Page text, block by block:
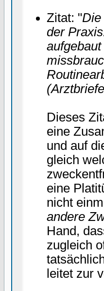
Zitat: "Die
der
Dieses
eine
und auf
gleich
eine
nicht
andere
Hand,
zugleich
leitet zur